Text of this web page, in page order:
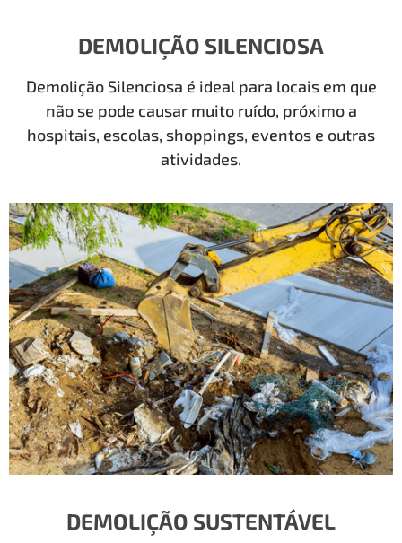
DEMOLIÇÃO SILENCIOSA
Demolição Silenciosa é ideal para locais em que
não se pode causar muito ruído, próximo a
hospitais, escolas, shoppings, eventos e outras
atividades.
DEMOLIÇÃO SUSTENTÁVEL